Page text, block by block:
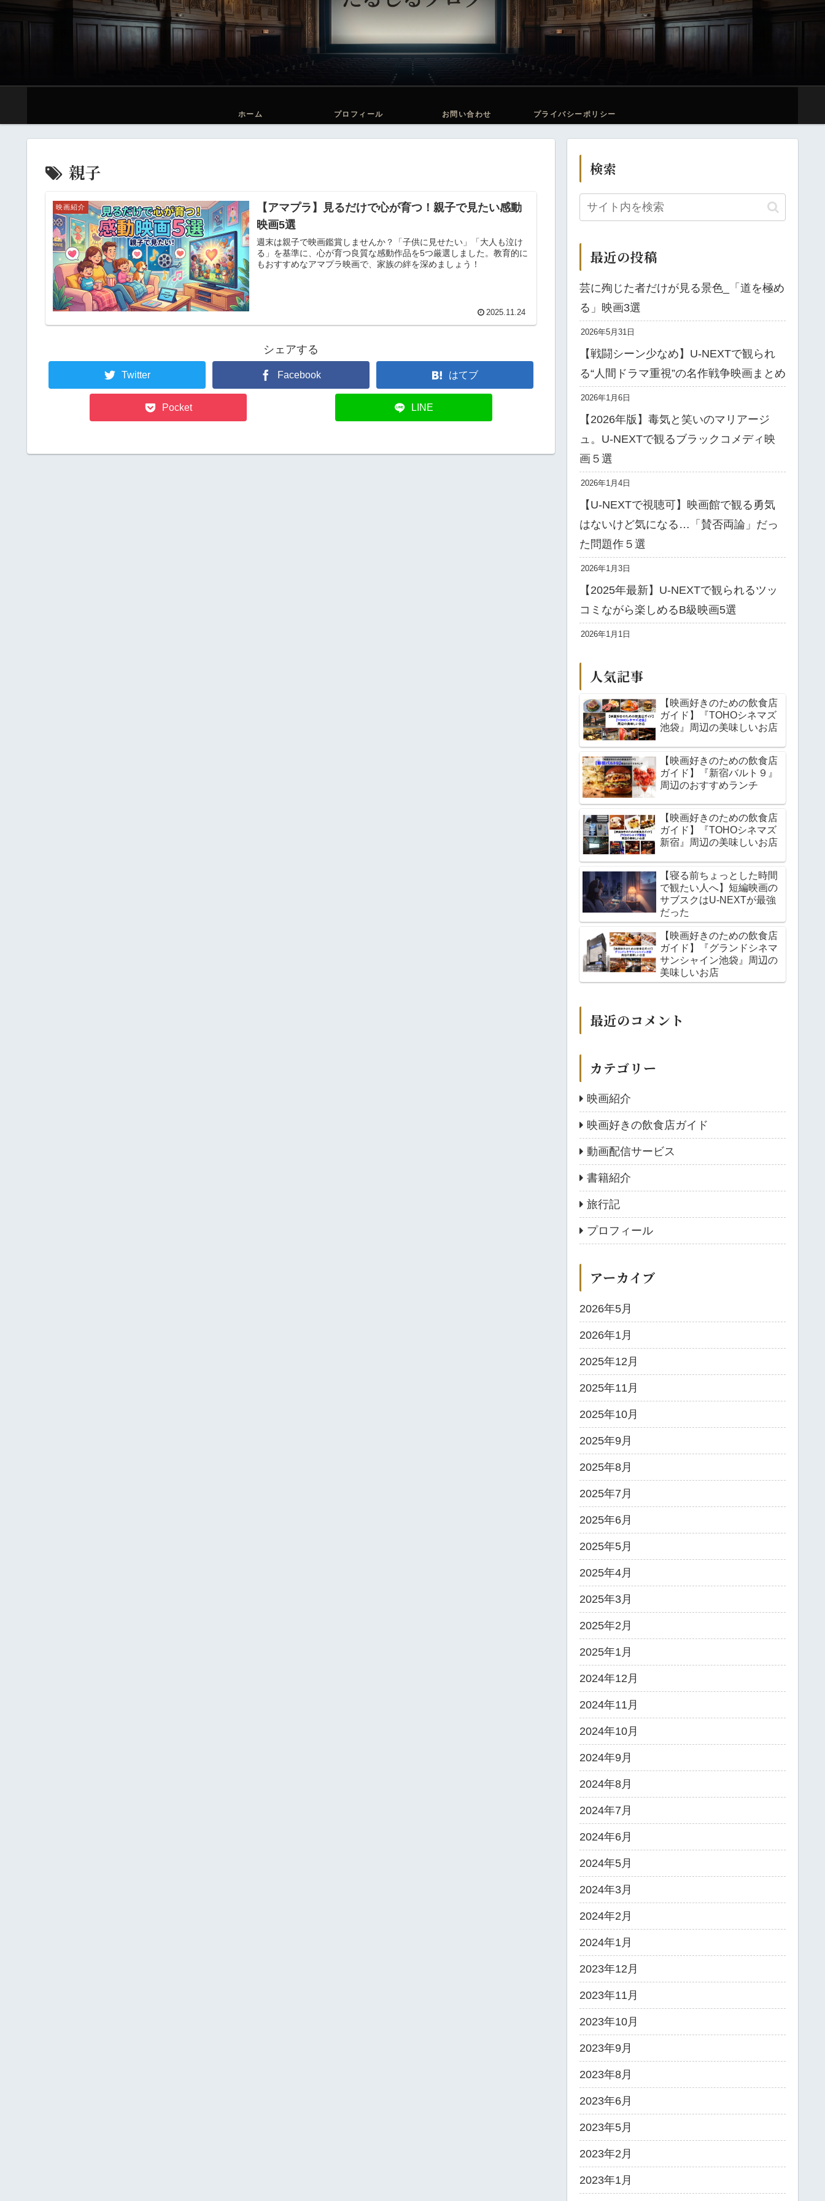
ホーム プロフィール お問い合わせ プライバシーポリシー
親子
映画紹介
【アマプラ】見るだけで心が育つ！親子で見たい感動
映画5選
週末は親子で映画鑑賞しませんか？「子供に見せたい」「大人も泣け
る」を基準に、心が育つ良質な感動作品を5つ厳選しました。教育的に
もおすすめなアマプラ映画で、家族の絆を深めましょう！
2025.11.24
シェアする
Twitter Facebook はてブ
Pocket LINE
検索
最近の投稿
芸に殉じた者だけが見る景色_「道を極め
る」映画3選
2026年5月31日
【戦闘シーン少なめ】U-NEXTで観られ
る“人間ドラマ重視”の名作戦争映画まとめ
2026年1月6日
【2026年版】毒気と笑いのマリアージ
ュ。U-NEXTで観るブラックコメディ映
画５選
2026年1月4日
【U-NEXTで視聴可】映画館で観る勇気
はないけど気になる…「賛否両論」だっ
た問題作５選
2026年1月3日
【2025年最新】U-NEXTで観られるツッ
コミながら楽しめるB級映画5選
2026年1月1日
人気記事
【映画好きのための飲食店
ガイド】『TOHOシネマズ
池袋』周辺の美味しいお店
【映画好きのための飲食店
ガイド】『新宿バルト９』
周辺のおすすめランチ
【映画好きのための飲食店
ガイド】『TOHOシネマズ
新宿』周辺の美味しいお店
【寝る前ちょっとした時間
で観たい人へ】短編映画の
サブスクはU-NEXTが最強
だった
【映画好きのための飲食店
ガイド】『グランドシネマ
サンシャイン池袋』周辺の
美味しいお店
最近のコメント
カテゴリー
映画紹介
映画好きの飲食店ガイド
動画配信サービス
書籍紹介
旅行記
プロフィール
アーカイブ
2026年5月
2026年1月
2025年12月
2025年11月
2025年10月
2025年9月
2025年8月
2025年7月
2025年6月
2025年5月
2025年4月
2025年3月
2025年2月
2025年1月
2024年12月
2024年11月
2024年10月
2024年9月
2024年8月
2024年7月
2024年6月
2024年5月
2024年3月
2024年2月
2024年1月
2023年12月
2023年11月
2023年10月
2023年9月
2023年8月
2023年6月
2023年5月
2023年2月
2023年1月